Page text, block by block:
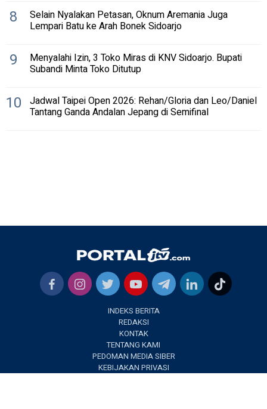
8 Selain Nyalakan Petasan, Oknum Aremania Juga
Lempari Batu ke Arah Bonek Sidoarjo
9 Menyalahi Izin, 3 Toko Miras di KNV Sidoarjo. Bupati
Subandi Minta Toko Ditutup
10 Jadwal Taipei Open 2026: Rehan/Gloria dan Leo/Daniel
Tantang Ganda Andalan Jepang di Semifinal
INDEKS BERITA
REDAKSI
KONTAK
TENTANG KAMI
PEDOMAN MEDIA SIBER
KEBIJAKAN PRIVASI